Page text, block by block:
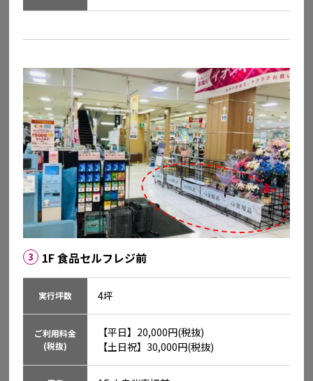
イオン宇品
広島県広島市南区宇品東6-1-15
詳細を見る
3 1F 食品セルフレジ前
実行坪数 4坪
ご利用料金
(税抜)
【平日】20,000円(税抜)
【土日祝】30,000円(税抜)